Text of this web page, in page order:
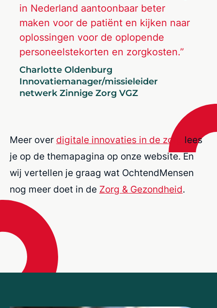
in Nederland aantoonbaar beter
maken voor de patiënt en kijken naar
oplossingen voor de oplopende
personeelstekorten en zorgkosten.”
Charlotte Oldenburg
Innovatiemanager/missieleider
netwerk Zinnige Zorg VGZ
Meer over digitale innovaties in de zorg
lees
je op de themapagina op onze website. En
wij vertellen je graag wat OchtendMensen
nog meer doet in de Zorg & Gezondheid.